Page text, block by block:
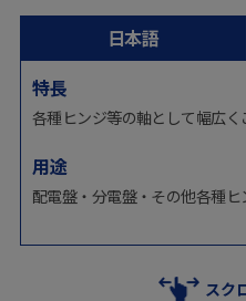
日本語
特長
各種ヒンジ等の軸として幅広く
用途
配電盤・分電盤・その他各種ヒ
スク